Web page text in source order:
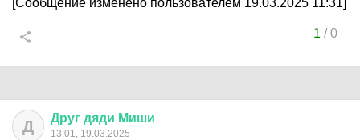
[Сообщение изменено пользователем 19.03.2025 11:31]
1 /0
Д Друг дяди Миши
13:01, 19.03.2025